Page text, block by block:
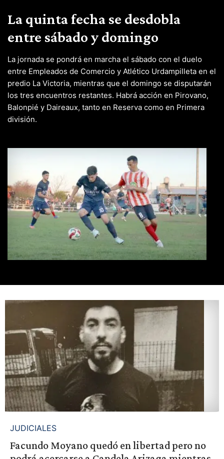
La quinta fecha se desdobla
entre sábado y domingo
La jornada se pondrá en marcha el sábado con el duelo
entre Empleados de Comercio y Atlético Urdampilleta en el
predio La Victoria, mientras que el domingo se disputarán
los tres encuentros restantes. Habrá acción en Pirovano,
Balonpié y Daireaux, tanto en Reserva como en Primera
división.
JUDICIALES
Facundo Moyano quedó en libertad pero no